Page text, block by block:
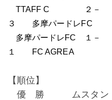
TTAFF C ２－
３ 多摩パードレFC
多摩パードレFC １－
１ FC AGREA
【順位】
優 勝 ムスタン